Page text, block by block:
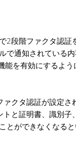
2段階ファクタ認証
で通知されている
能を有効にするよう
ァクタ認証が設定さ
トと証明書、識別子
とができなくなると